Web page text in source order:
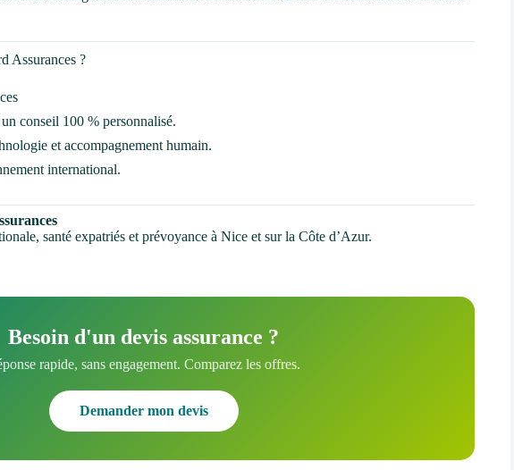
Assurances ?
un conseil 100 % personnalisé.
et accompagnement humain.
international.
santé expatriés et prévoyance à Nice et sur la Côte d’Azur.
Besoin d'un devis assurance ?
rapide, sans engagement. Comparez les offres.
Demander mon devis